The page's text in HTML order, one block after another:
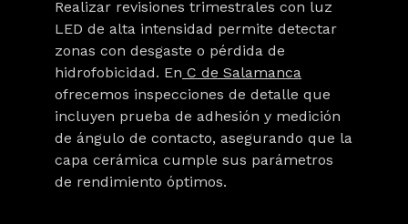
Realizar revisiones trimestrales con luz
LED de alta intensidad permite detectar
zonas con desgaste o pérdida de
hidrofobicidad. En C de Salamanca
ofrecemos inspecciones de detalle que
incluyen prueba de adhesión y medición
de ángulo de contacto, asegurando que la
capa cerámica cumple sus parámetros
de rendimiento óptimos.